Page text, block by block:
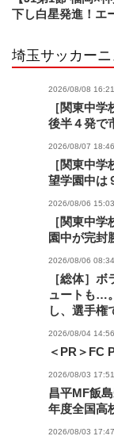
下し白星発進！エ
埼玉サッカーニ
2026/08/08 16:21
［関東中
後半４発で
2026/08/07 18:46
［関東中
望学園中は
2026/08/06 15:03
［関東中
園中が完封
2026/08/06 08:34
［総体］
ュートも…
し、選手権
2026/08/04 14:56
＜PR＞FC
2026/08/03 17:51
昌平MF飯
年度全国高
2026/08/03 17:47